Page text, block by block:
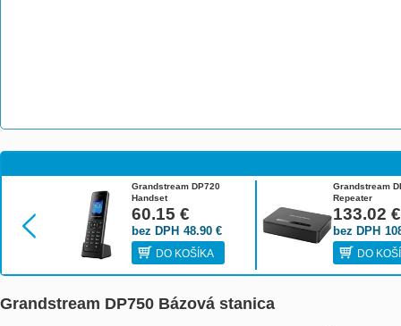
Grandstream DP720
Handset
60.15 €
48.90 €
bez DPH
DO KOŠÍKA
Grandstream
Repeater
133.02
bez DPH
DO
Grandstream DP750 Bázová stanica